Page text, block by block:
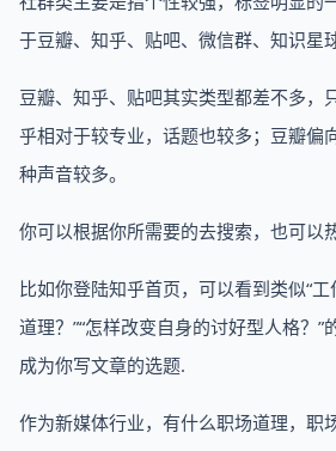
于豆瓣、知乎、贴吧、微信群、知识星球
豆瓣、知乎、贴吧其实类型都差不多，
乎相对于较专业，话题也较多；豆瓣偏
种声音较多。
你可以根据你所需要的去搜索，也可以
比如你登陆知乎首页，可以看到类似“
道理？”“怎样改变自身的讨好型人格？”
成为你写文章的选题.
作为新媒体行业，有什么职场道理，职